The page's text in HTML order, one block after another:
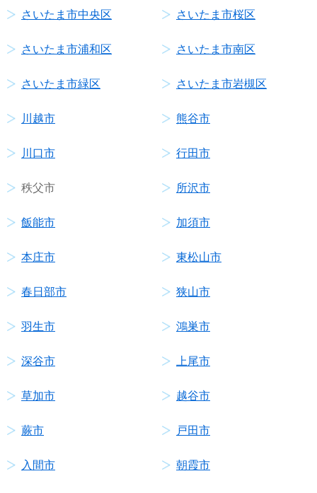
さいたま市中央区 さいたま市桜区
さいたま市浦和区 さいたま市南区
さいたま市緑区 さいたま市岩槻区
川越市 熊谷市
川口市 行田市
秩父市 所沢市
飯能市 加須市
本庄市 東松山市
春日部市 狭山市
羽生市 鴻巣市
深谷市 上尾市
草加市 越谷市
蕨市 戸田市
入間市 朝霞市